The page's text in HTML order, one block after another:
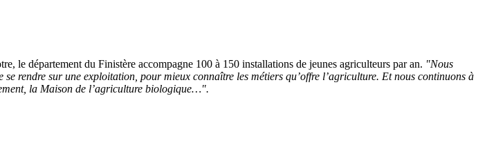
le département du Finistère accompagne 100 à 150 installations de jeunes agriculteurs par an. "Nous
rendre sur une exploitation, pour mieux connaître les métiers qu’offre l’agriculture. Et nous continuons à
la Maison de l’agriculture biologique…".